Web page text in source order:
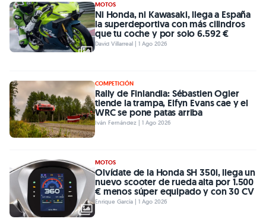
MOTOS
Ni Honda, ni Kawasaki, llega a España
la superdeportiva con más cilindros
que tu coche y por solo 6.592 €
David Villarreal | 1 Ago 2026
COMPETICIÓN
Rally de Finlandia: Sébastien Ogier
tiende la trampa, Elfyn Evans cae y el
WRC se pone patas arriba
Iván Fernández | 1 Ago 2026
MOTOS
Olvídate de la Honda SH 350i, llega un
nuevo scooter de rueda alta por 1.500
€ menos súper equipado y con 30 CV
Enrique García | 1 Ago 2026